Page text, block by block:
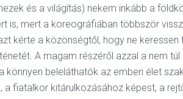
és a világítás) nekem inkább a
is, mert a koreográfiában többször
kérte a közönségtől, hogy ne keressen
A magam részéről azzal a nem
könnyen beleláthatók az emberi élet
fiatalkor kitárulkozásához képest, a